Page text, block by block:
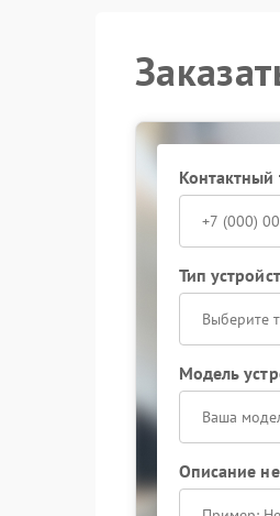
Контактный
Тип
Выберите
Модель
Описание